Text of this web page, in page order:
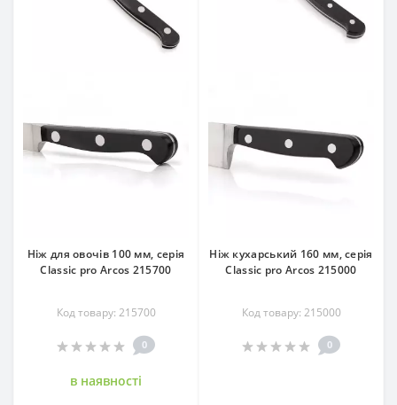
Ніж для овочів 100 мм, серія
Classic pro Arcos 215700
Код товару: 215700
0
в наявностi
Ніж кухарський 160 мм, серія
Classic pro Arcos 215000
Код товару: 215000
0